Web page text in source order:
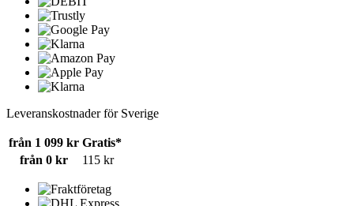
Leveranskostnader för Sverige
från 1 099 kr Gratis*
från 0 kr
115 kr